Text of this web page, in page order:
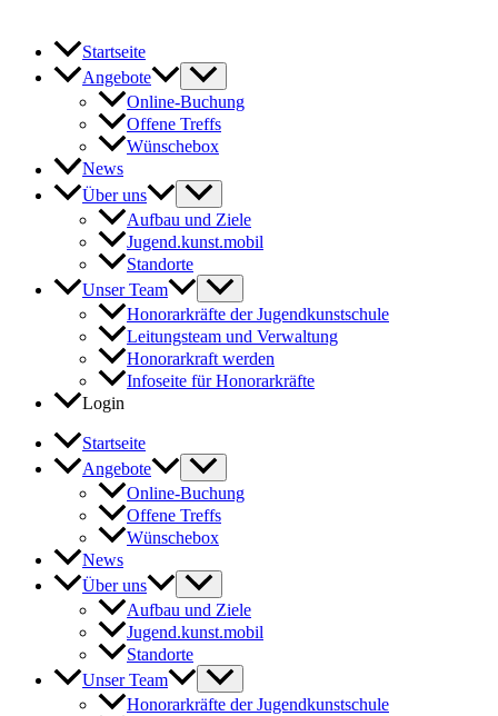
Startseite
Angebote
Online-Buchung
Offene Treffs
Wünschebox
News
Über uns
Aufbau und Ziele
Jugend.kunst.mobil
Standorte
Unser Team
Honorarkräfte der Jugendkunstschule
Leitungsteam und Verwaltung
Honorarkraft werden
Infoseite für Honorarkräfte
Login
Startseite
Angebote
Online-Buchung
Offene Treffs
Wünschebox
News
Über uns
Aufbau und Ziele
Jugend.kunst.mobil
Standorte
Unser Team
Honorarkräfte der Jugendkunstschule